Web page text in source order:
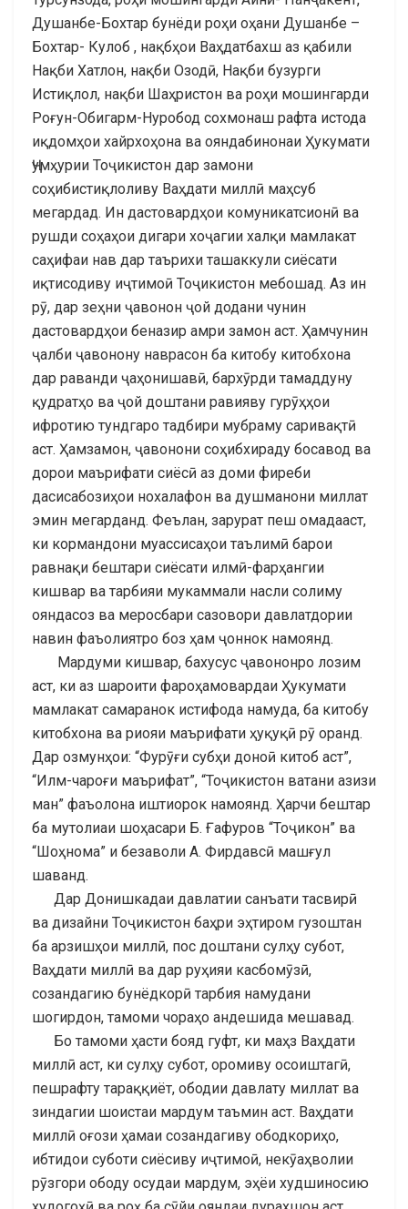
Душанбе-Бохтар бунёди роҳи оҳани Душанбе –
Бохтар- Кулоб , нақбҳои Ваҳдатбахш аз қабили
Нақби Хатлон, нақби Озодӣ, Нақби бузурги
Истиқлол, нақби Шаҳристон ва роҳи мошингарди
Роғун-Обигарм-Нуробод сохмонаш рафта истода
иқдомҳои хайрхоҳона ва ояндабинонаи Ҳукумати
Ҷумҳурии Тоҷикистон дар замони
соҳибистиқлоливу Ваҳдати миллӣ маҳсуб
мегардад. Ин дастовардҳои комуникатсионӣ ва
рушди соҳаҳои дигари хоҷагии халқи мамлакат
саҳифаи нав дар таърихи ташаккули сиёсати
иқтисодиву иҷтимоӣ Тоҷикистон мебошад. Аз ин
рӯ, дар зеҳни ҷавонон ҷой додани чунин
дастовардҳои беназир амри замон аст. Ҳамчунин
ҷалби ҷавонону наврасон ба китобу китобхона
дар раванди ҷаҳонишавӣ, бархӯрди тамаддуну
қудратҳо ва ҷой доштани равияву гурӯҳҳои
ифротию тундгаро тадбири мубраму саривақтӣ
аст. Ҳамзамон, ҷавонони соҳибхираду босавод ва
дорои маърифати сиёсӣ аз доми фиреби
дасисабозиҳои нохалафон ва душманони миллат
эмин мегарданд. Феълан, зарурат пеш омадааст,
ки кормандони муассисаҳои таълимӣ барои
равнақи бештари сиёсати илмӣ-фарҳангии
кишвар ва тарбияи мукаммали насли солиму
ояндасоз ва меросбари сазовори давлатдории
навин фаъолиятро боз ҳам ҷоннок намоянд.
Мардуми кишвар, бахусус ҷавононро лозим
аст, ки аз шароити фароҳамовардаи Ҳукумати
мамлакат самаранок истифода намуда, ба китобу
китобхона ва риояи маърифати ҳуқуқӣ рӯ оранд.
Дар озмунҳои: “Фурӯғи субҳи доноӣ китоб аст”,
“Илм-чароғи маърифат”, “Тоҷикистон ватани азизи
ман” фаъолона иштиорок намоянд. Ҳарчи бештар
ба мутолиаи шоҳасари Б. Ғафуров “Тоҷикон” ва
“Шоҳнома” и безаволи А. Фирдавсӣ машғул
шаванд.
Дар Донишкадаи давлатии санъати тасвирӣ
ва дизайни Тоҷикистон баҳри эҳтиром гузоштан
ба арзишҳои миллӣ, пос доштани сулҳу субот,
Ваҳдати миллӣ ва дар руҳияи касбомӯзӣ,
созандагию бунёдкорӣ тарбия намудани
шогирдон, тамоми чораҳо андешида мешавад.
Бо тамоми ҳасти бояд гуфт, ки маҳз Ваҳдати
миллӣ аст, ки сулҳу субот, оромиву осоиштагӣ,
пешрафту тараққиёт, ободии давлату миллат ва
зиндагии шоистаи мардум таъмин аст. Ваҳдати
миллӣ оғози ҳамаи созандагиву ободкориҳо,
ибтидои суботи сиёсиву иҷтимоӣ, некӯаҳволии
рӯзгори ободу осудаи мардум, эҳёи худшиносию